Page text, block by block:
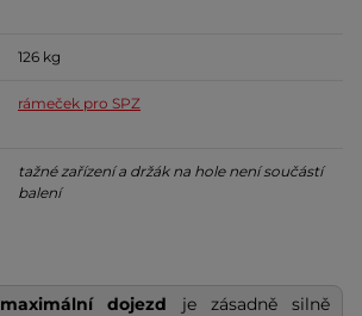
126 kg
rámeček pro SPZ
tažné zařízení a držák na hole není součástí
balení
maximální dojezd je zásadně silně